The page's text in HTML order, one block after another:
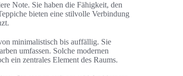
Note. Sie haben die Fähigkeit, den
bieten eine stilvolle Verbindung
minimalistisch bis auffällig. Sie
umfassen. Solche modernen
ein zentrales Element des Raums.